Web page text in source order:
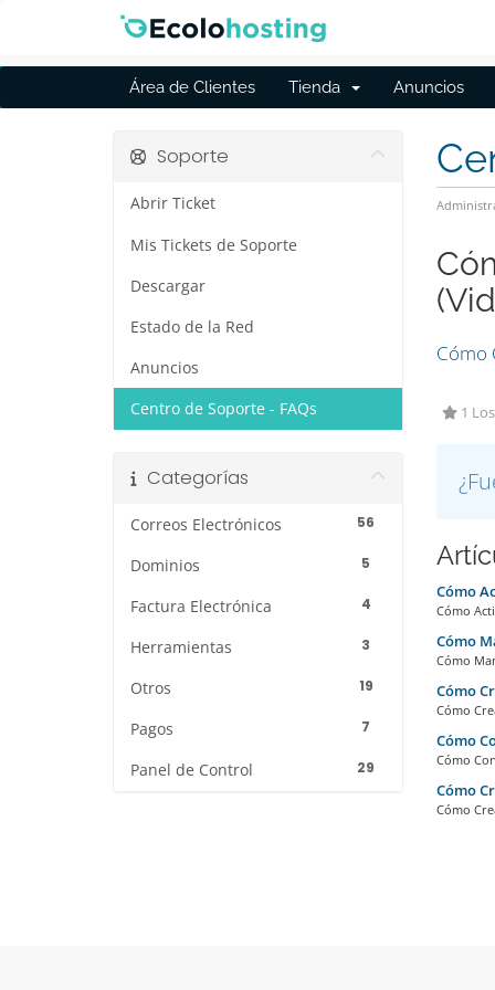
Área de Clientes Tienda Anuncios
Soporte
Mis Tickets de Soporte
Anuncios
Centro de Soporte - FAQs
Descargar
Estado de la Red
Abrir Ticket
Cómo
1
Cómo
Cómo
Cómo
Cómo
Cómo
Cómo
Cómo
Cómo
Cómo
Cómo
Categorías
56
Correos Electrónicos
5
Dominios
4
Factura Electrónica
3
Herramientas
19
Otros
7
Pagos
29
Panel de Control